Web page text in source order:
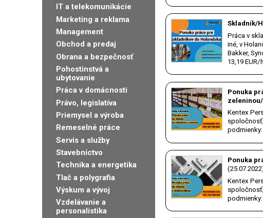
Skladník/
Práca v
iné, v
Bakker,
13,19
Ponuka
zeleninou/
Kentex
Ponuka
Kentex
IT a telekomunikácie
Marketing a reklama
Management
Obchod a predaj
Obrana a bezpečnosť
Pohostinstvá a
ubytovanie
Práca v domácnosti
Právo, legislatíva
Priemysel a výroba
Remeselné práce
Servis a služby
Stavebníctvo
Technika a energetika
Tlač a polygrafia
Výskum a vývoj
Vzdelávanie a
personalistika